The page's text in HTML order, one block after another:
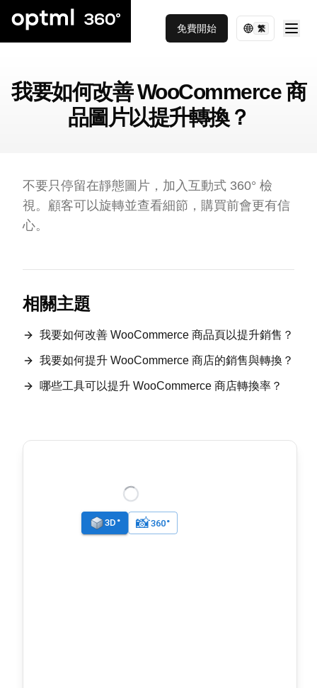
免費開始 繁
我要如何改善 WooCommerce 商
品圖片以提升轉換？
不要只停留在靜態圖片，加入互動式 360° 檢
視。顧客可以旋轉並查看細節，購買前會更有信
心。
相關主題
我要如何改善 WooCommerce 商品頁以提升銷售？
我要如何提升 WooCommerce 商店的銷售與轉換？
哪些工具可以提升 WooCommerce 商店轉換率？